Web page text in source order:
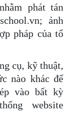
phát tán
ảnh
pháp của tổ
cụ, kỹ thuật,
nào khác để
vào bất kỳ
website